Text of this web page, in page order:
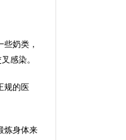
奶类，
感染。
规的医
炼身体来